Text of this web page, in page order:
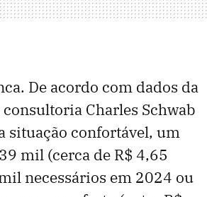
De acordo com dados da
Charles Schwab
situação confortável, um
mil (cerca de R$ 4,65
necessários em 2024 ou